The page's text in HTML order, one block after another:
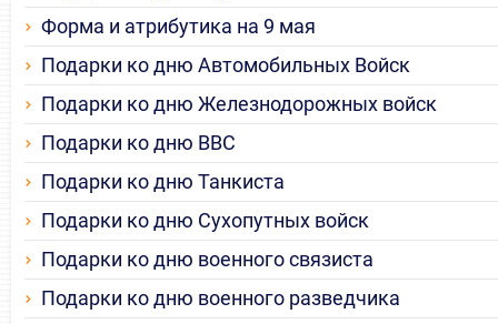
Форма и атрибутика на 9 мая
Подарки ко дню Автомобильных Войск
Подарки ко дню Железнодорожных войск
Подарки ко дню ВВС
Подарки ко дню Танкиста
Подарки ко дню Сухопутных войск
Подарки ко дню военного связиста
Подарки ко дню военного разведчика